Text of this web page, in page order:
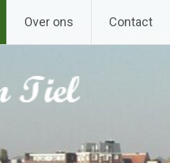
Over ons Contact